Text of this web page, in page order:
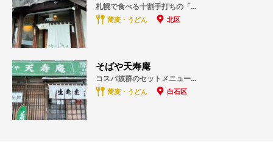
札幌で食べる十割手打ちの「...
蕎麦・うどん 北区
そばや天寿庵
コスパ抜群のセットメニュー...
蕎麦・うどん 白石区